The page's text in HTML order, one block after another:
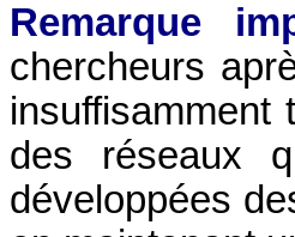
Remarque
chercheurs
insuffisamment
des réseaux
développées